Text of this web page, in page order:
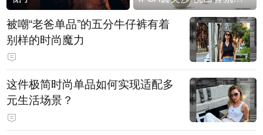
被嘲“老爸单品”的五分牛仔裤有着
别样的时尚魔力
这件极简时尚单品如何实现适配多
元生活场景？